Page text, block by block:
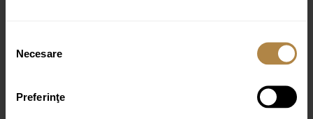
consimțământului
Necesare
Preferinţe